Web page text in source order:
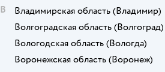
В
Владимирская область (Владимир)
Волгоградская область (Волгоград)
Вологодская область (Вологда)
Воронежская область (Воронеж)